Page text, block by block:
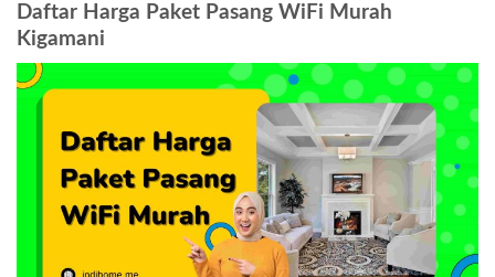
Daftar Harga Paket Pasang WiFi Murah
Kigamani